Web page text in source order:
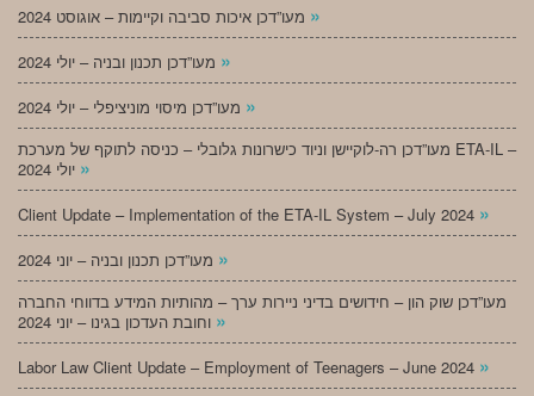
»
»
»
מעו”דכן רה-לוקיישן וניוד כישרונות גלובלי – כניסה לתוקף של מערכת ETA-IL –
»
Client Update – Implementation of the ETA-IL System – July 2024 »
»
מעו”דכן שוק הון – חידושים בדיני ניירות ערך – מהותיות המידע בדווחי החברה
»
Labor Law Client Update – Employment of Teenagers – June 2024 »